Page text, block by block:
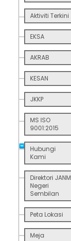
Aktiviti Terkini
EKSA
AKRAB
KESAN
JKKP
MS ISO
9001:2015
Hubungi
Kami
Direktori JANM
Negeri
Sembilan
Peta Lokasi
Meja